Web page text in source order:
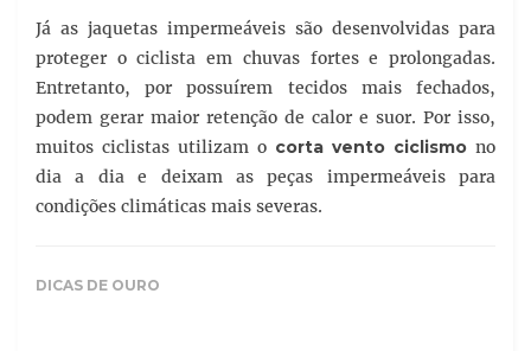
Já as jaquetas impermeáveis são desenvolvidas para
proteger o ciclista em chuvas fortes e prolongadas.
Entretanto, por possuírem tecidos mais fechados,
podem gerar maior retenção de calor e suor. Por isso,
muitos ciclistas utilizam o corta vento ciclismo no
dia a dia e deixam as peças impermeáveis para
condições climáticas mais severas.
DICAS DE OURO